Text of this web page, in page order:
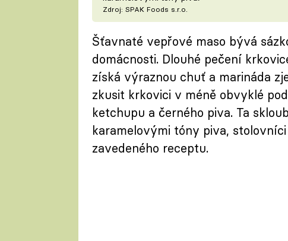
Zdroj: SPAK Foods s.r.o.
Šťavnaté vepřové maso bývá
domácnosti. Dlouhé pečení
získá výraznou chuť a marináda
zkusit krkovici v méně obvyklé
ketchupu a černého piva. Ta
karamelovými tóny piva,
zavedeného receptu.